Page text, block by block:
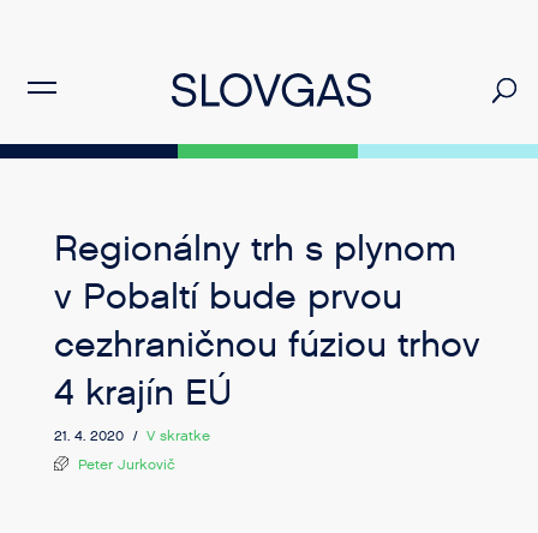
Regionálny trh s plynom
v Pobaltí bude prvou
cezhraničnou fúziou trhov
4 krajín EÚ
21. 4. 2020 / V skratke
Peter Jurkovič